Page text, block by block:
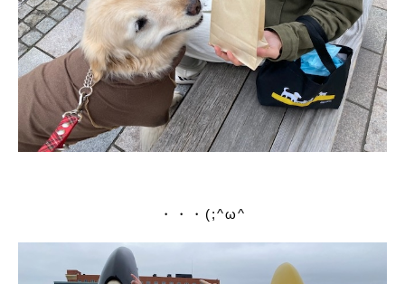
・・・(;^ω^